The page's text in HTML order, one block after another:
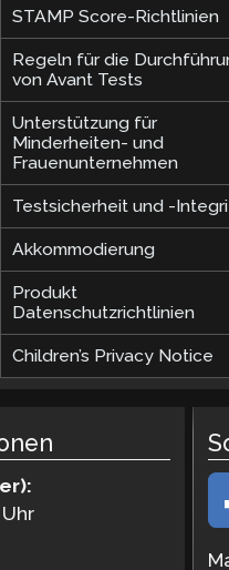
STAMP Score-Richtlinien
Regeln für die
von Avant Tests
Unterstützung für
Minderheiten- und
Frauenunternehmen
Testsicherheit und -
Akkommodierung
Produkt
Datenschutzrichtlinien
Children’s Privacy Notice